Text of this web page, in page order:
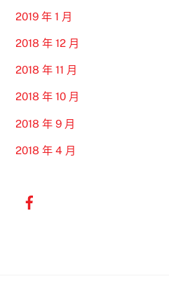
2019 年 1 月
2018 年 12 月
2018 年 11 月
2018 年 10 月
2018 年 9 月
2018 年 4 月